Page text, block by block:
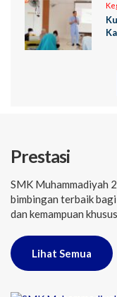
Prestasi
SMK Muhammadiyah
bimbingan terbaik
dan kemampuan
Lihat Semua